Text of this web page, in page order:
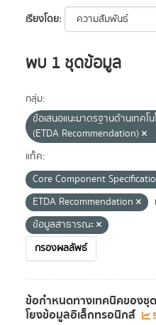
เรียงโดย
พบ 1 ชุดข้อมูล
กลุ่ม:
ข้อเสนอแนะมาตรฐานด้านเทคโ
(ETDA Recommendation)
แท็ค:
Core Component
ETDA Recommendation
ข้อมูลสาธารณะ
กรองผลลัพธ์
ข้อกำหนดทางเทคนิคของชุ
โยงข้อมูลอิเล็กทรอนิกส์